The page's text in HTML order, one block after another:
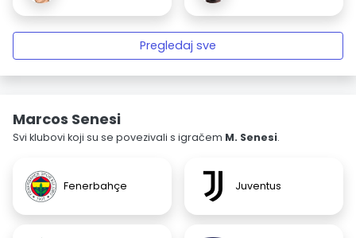
Pregledaj sve
Marcos Senesi
Svi klubovi koji su se povezivali s igračem M. Senesi.
Fenerbahçe Juventus